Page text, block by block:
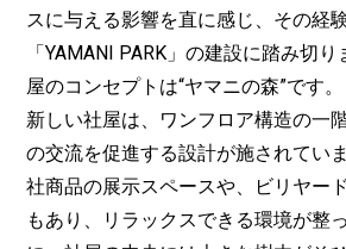
スに与える影響を直に感じ、その経
「YAMANI PARK」の建設に踏み切
屋のコンセプトは“ヤマニの森”です。
新しい社屋は、ワンフロア構造の一
の交流を促進する設計が施されてい
社商品の展示スペースや、ビリヤー
もあり、リラックスできる環境が整